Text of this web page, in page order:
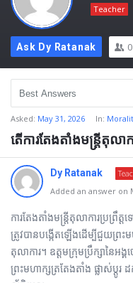
Teacher
Ask Dy Ratanak 0
Asked: May 31, 2026 In:
តើការតែងតាំងមន្រ្តីតុល
Dy Ratanak
Added an answer on
ការតែងតាំងមន្រ្តីតុលាការប្រព្រឹត្
ត្រូវបានបង្កើតឡើងដើម្បីជួយព្រះ
តុលាការ។ ឧត្ដមក្រុមប្រឹក្សានៃអ
ព្រះមហាក្សត្រតែងតាំង ផ្លាស់ប្ដូរ